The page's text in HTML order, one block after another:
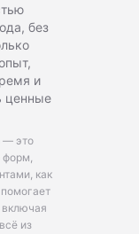
без
и
ценные
— это
форм,
как
из